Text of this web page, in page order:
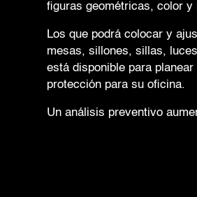
figuras geométricas, color
Los que podrá colocar y
mesas, sillones, sillas,
está disponible para
protección para su oficina.
Un análisis preventivo